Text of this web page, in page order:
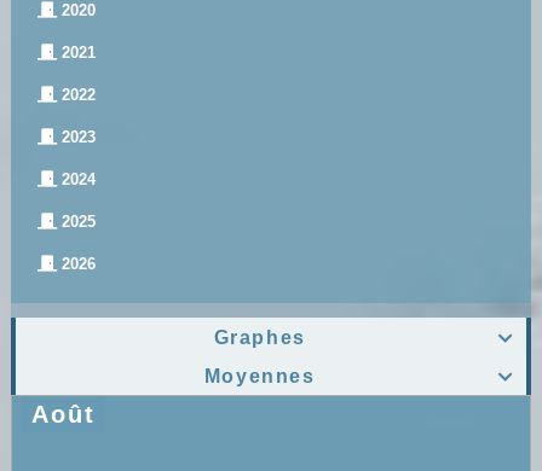
2020
2021
2022
2023
2024
2025
2026

Graphes

Moyennes
Août